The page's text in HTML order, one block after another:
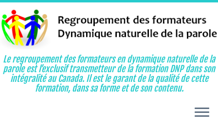
Le regroupement des formateurs en dynamique naturelle de la
parole est l’exclusif transmetteur de la formation DNP dans son
intégralité au Canada. Il est le garant de la qualité de cette
formation, dans sa forme et de son contenu.